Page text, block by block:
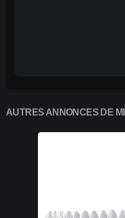
AUTRES ANNONCES DE